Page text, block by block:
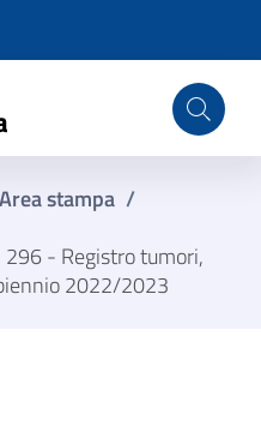
Campania
Area stampa /
- Registro tumori,
2022/2023